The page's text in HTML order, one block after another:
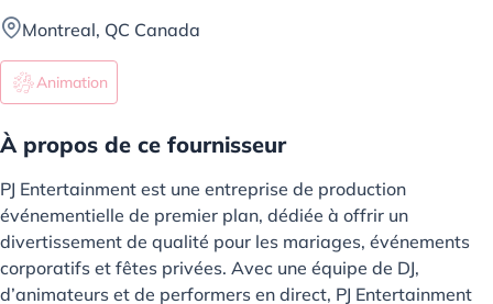
Montreal, QC Canada
Animation
À propos de ce fournisseur
PJ Entertainment est une entreprise de production
événementielle de premier plan, dédiée à offrir un
divertissement de qualité pour les mariages, événements
corporatifs et fêtes privées. Avec une équipe de DJ,
d’animateurs et de performers en direct, PJ Entertainment